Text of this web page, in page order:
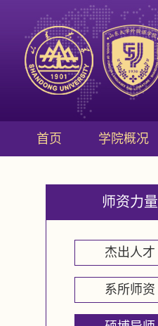
首页 学院概况
师资力量
杰出人才
系所师资